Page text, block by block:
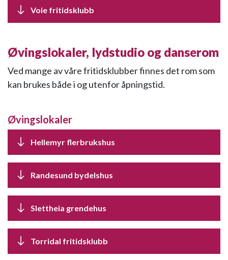
Voie fritidsklubb
Øvingslokaler, lydstudio og danserom
Ved mange av våre fritidsklubber finnes det rom som
kan brukes både i og utenfor åpningstid.
Øvingslokaler
Hellemyr flerbrukshus
Randesund bydelshus
Slettheia grendehus
Torridal fritidsklubb